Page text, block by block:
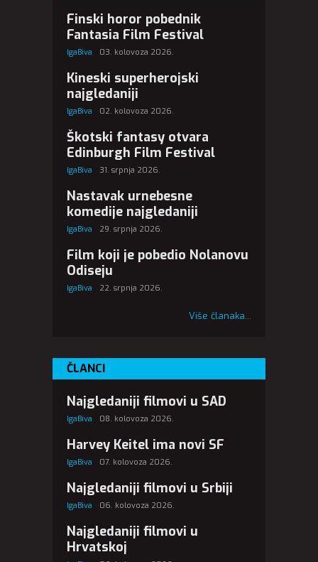
Finski horor pobednik
Fantasia Film Festival
IgaBiva 03. kolovoza 2026.
Kineski superherojski
najgledaniji
IgaBiva 02. kolovoza 2026.
Škotski fantasy otvara
Edinburgh Film Festival
IgaBiva 31. srpnja 2026.
Nastavak urnebesne
komedije najgledaniji
IgaBiva 29. srpnja 2026.
Film koji je pobedio Nolanovu
Odiseju
IgaBiva 22. srpnja 2026.
Više članaka...
ČLANCI
Najgledaniji filmovi u SAD
IgaBiva 08. kolovoza 2026.
Harvey Keitel ima novi SF
IgaBiva 07. kolovoza 2026.
Najgledaniji filmovi u Srbiji
IgaBiva 06. kolovoza 2026.
Najgledaniji filmovi u
Hrvatskoj